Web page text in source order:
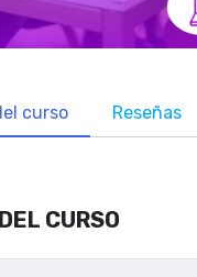
curso Reseñas
CURSO